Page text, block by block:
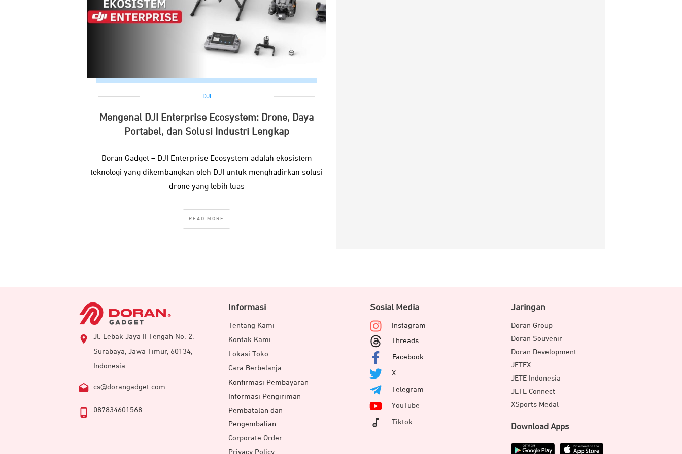
DJI
Mengenal DJI Enterprise Ecosystem: Drone, Daya
Portabel, dan Solusi Industri Lengkap
Doran Gadget – DJI Enterprise Ecosystem adalah ekosistem
teknologi yang dikembangkan oleh DJI untuk menghadirkan solusi
drone yang lebih luas
READ MORE
Jl. Lebak Jaya II Tengah No. 2,
Surabaya, Jawa Timur, 60134,
Indonesia
cs@dorangadget.com
087834601568
Informasi
Tentang Kami
Kontak Kami
Lokasi Toko
Cara Berbelanja
Konfirmasi Pembayaran
Informasi Pengiriman
Pembatalan dan
Pengembalian
Corporate Order
Privacy Policy
Sosial Media
Instagram
Threads
Facebook
X
Telegram
YouTube
Tiktok
Jaringan
Doran Group
Doran Souvenir
Doran Development
JETEX
JETE Indonesia
JETE Connect
XSports Medal
Download Apps